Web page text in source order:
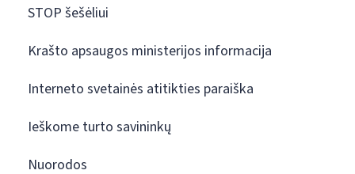
STOP šešėliui
Krašto apsaugos ministerijos informacija
Interneto svetainės atitikties paraiška
Ieškome turto savininkų
Nuorodos